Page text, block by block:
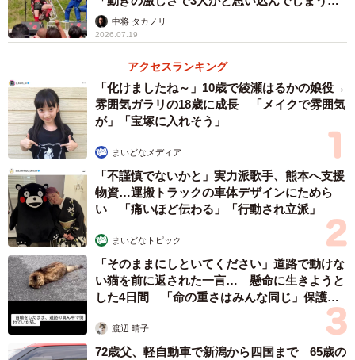
すごいな」
中将 タカノリ
2026.07.19
アクセスランキング
「化けましたね～」10歳で綾瀬はるかの娘役→
雰囲気ガラリの18歳に成長 「メイクで雰囲気
が」「宝塚に入れそう」
まいどなメディア
「不謹慎でないかと」実力派歌手、熊本へ支援
物資…運搬トラックの車体デザインにためら
い 「痛いほど伝わる」「行動され立派」
まいどなトピック
「そのままにしといてください」道路で動けな
い猫を前に返された一言… 懸命に生きようと
した4日間 「命の重さはみんな同じ」保護団
渡辺 晴子
72歳父、軽自動車で新潟から四国まで 65歳の